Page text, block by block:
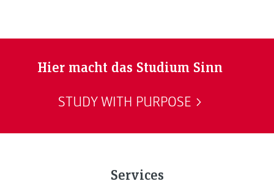
Hier macht das Studium Sinn
STUDY WITH PURPOSE
Services